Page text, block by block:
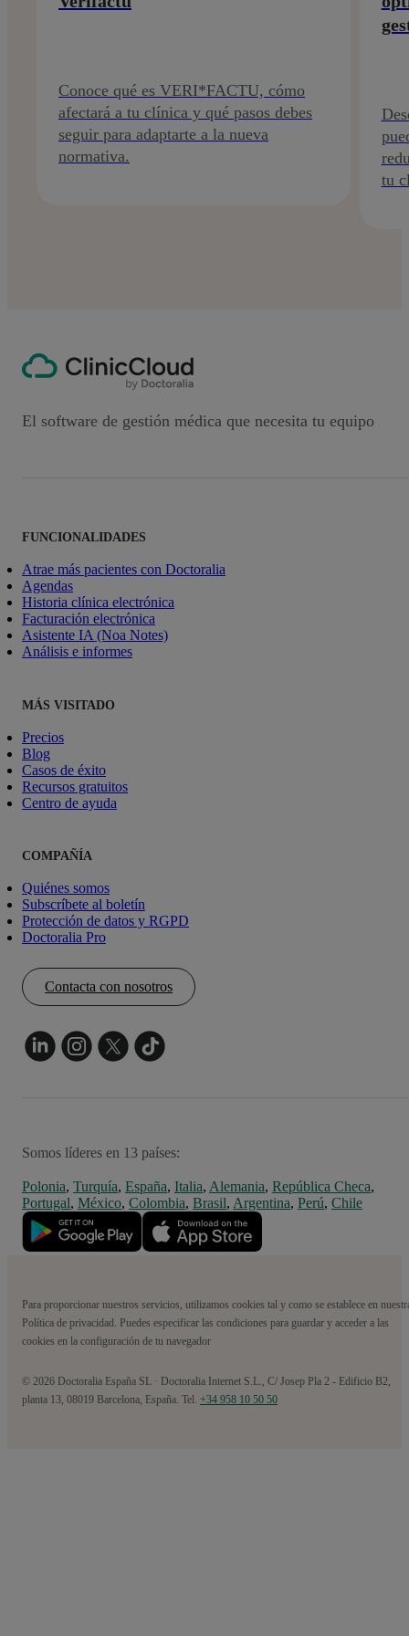
Conoce qué es VERI*FACTU, cómo
afectará a tu clínica y qué pasos debes
seguir para adaptarte a la nueva
normativa.
tu
El software de gestión médica que necesita tu equipo
FUNCIONALIDADES
Atrae más pacientes con Doctoralia
Agendas
Historia clínica electrónica
Facturación electrónica
Asistente IA (Noa Notes)
Análisis e informes
MÁS VISITADO
Precios
Blog
Casos de éxito
Recursos gratuitos
Centro de ayuda
COMPAÑÍA
Quiénes somos
Subscríbete al boletín
Protección de datos y RGPD
Doctoralia Pro
Contacta con nosotros
Somos líderes en 13 países:
Polonia, Turquía, España, Italia, Alemania, República Checa,
Portugal, México, Colombia, Brasil, Argentina, Perú, Chile
Para proporcionar nuestros servicios, utilizamos cookies tal y como se establece en
Política de privacidad. Puedes especificar las condiciones para guardar y acceder a las
cookies en la configuración de tu navegador
© 2026 Doctoralia España SL · Doctoralia Internet S.L., C/ Josep Pla 2 - Edificio B2,
planta 13, 08019 Barcelona, España. Tel. +34 958 10 50 50